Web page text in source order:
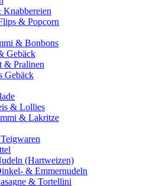
Knabbereien
& Popcorn
& Bonbons
Gebäck
& Pralinen
Gebäck
& Lollies
& Lakritze
(Hartweizen)
& Emmernudeln
& Tortellini